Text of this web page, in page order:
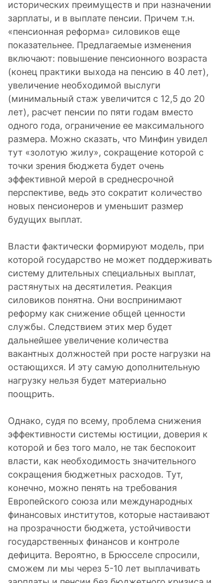
исторических преимуществ и при назначении
зарплаты, и в выплате пенсии. Причем т.н.
«пенсионная реформа» силовиков еще
показательнее. Предлагаемые изменения
включают: повышение пенсионного возраста
(конец практики выхода на пенсию в 40 лет),
увеличение необходимой выслуги
(минимальный стаж увеличится с 12,5 до 20
лет), расчет пенсии по пяти годам вместо
одного года, ограничение ее максимального
размера. Можно сказать, что Минфин увидел
тут «золотую жилу», сокращение которой с
точки зрения бюджета будет очень
эффективной мерой в среднесрочной
перспективе, ведь это сократит количество
новых пенсионеров и уменьшит размер
будущих выплат.
Власти фактически формируют модель, при
которой государство не может поддерживать
систему длительных специальных выплат,
растянутых на десятилетия. Реакция
силовиков понятна. Они воспринимают
реформу как снижение общей ценности
службы. Следствием этих мер будет
дальнейшее увеличение количества
вакантных должностей при росте нагрузки на
остающихся. И эту самую дополнительную
нагрузку нельзя будет материально
поощрить.
Однако, судя по всему, проблема снижения
эффективности системы юстиции, доверия к
которой и без того мало, не так беспокоит
власти, как необходимость значительного
сокращения бюджетных расходов. Тут,
конечно, можно пенять на требования
Европейского союза или международных
финансовых институтов, которые настаивают
на прозрачности бюджета, устойчивости
государственных финансов и контроле
дефицита. Вероятно, в Брюсселе спросили,
сможем ли мы через 5-10 лет выплачивать